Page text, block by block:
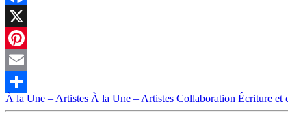
Facebook
X
Pinterest
Email
Partager
À la Une – Artistes À la Une – Artistes Collaboration Écriture et